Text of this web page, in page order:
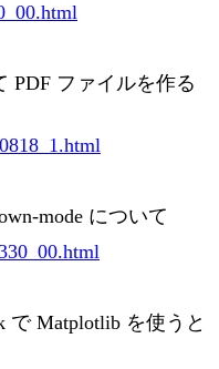
PDF ファイルを作る
mode について
で Matplotlib を使うと